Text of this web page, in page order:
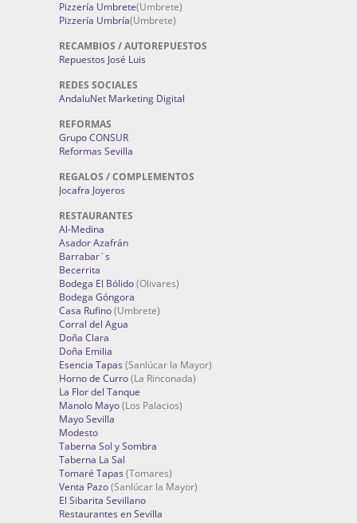
Pizzería Umbrete(Umbrete)
Pizzería Umbría(Umbrete)
RECAMBIOS / AUTOREPUESTOS
Repuestos José Luis
REDES SOCIALES
AndaluNet Marketing Digital
REFORMAS
Grupo CONSUR
Reformas Sevilla
REGALOS / COMPLEMENTOS
Jocafra Joyeros
RESTAURANTES
Al-Medina
Asador Azafrán
Barrabar´s
Becerrita
Bodega El Bólido(Olivares)
Bodega Góngora
Casa Rufino(Umbrete)
Corral del Agua
Doña Clara
Doña Emilia
Esencia Tapas (Sanlúcar la Mayor)
Horno de Curro(La Rinconada)
La Flor del Tanque
Manolo Mayo(Los Palacios)
Mayo Sevilla
Modesto
Taberna Sol y Sombra
Taberna La Sal
Tomaré Tapas (Tomares)
Venta Pazo(Sanlúcar la Mayor)
El Sibarita Sevillano
Restaurantes en Sevilla